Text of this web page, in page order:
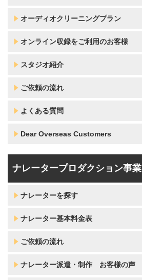
オーディオクリーニングプラン
オンライン収録をご利用のお客様
スタジオ紹介
ご依頼の流れ
よくある質問
Dear Overseas Customers
ナレータープロダクション事業
ナレーターを探す
ナレーター基本料金表
ご依頼の流れ
ナレーター派遣・制作 お客様の声